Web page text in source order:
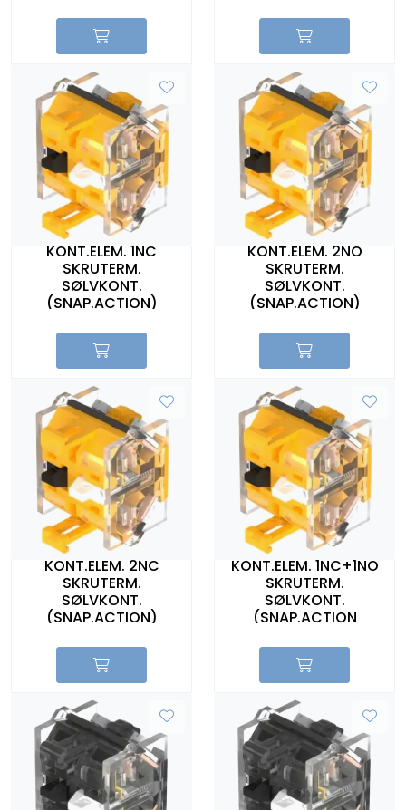
KONT.ELEM. 1NC
SKRUTERM.
SØLVKONT.
(SNAP.ACTION)
KONT.ELEM. 2NO
SKRUTERM.
SØLVKONT.
(SNAP.ACTION)
KONT.ELEM. 2NC
SKRUTERM.
SØLVKONT.
(SNAP.ACTION)
KONT.ELEM. 1NC+1NO
SKRUTERM.
SØLVKONT.
(SNAP.ACTION